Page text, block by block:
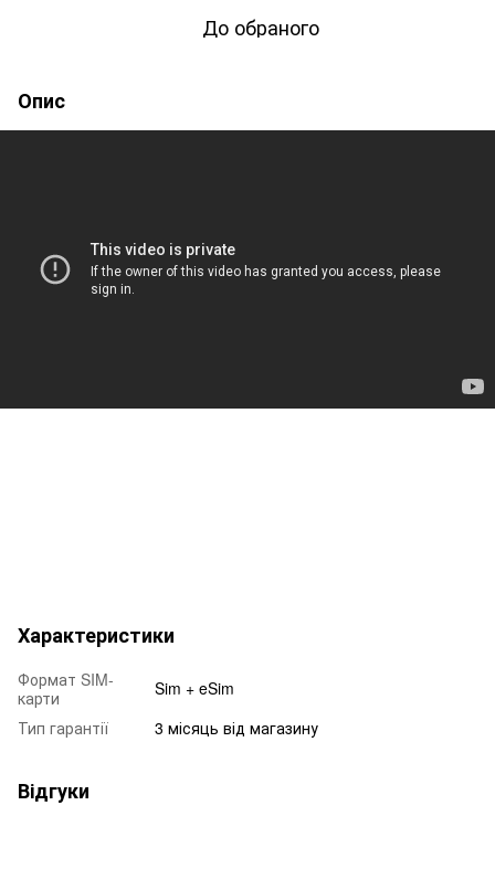
До обраного
Опис
Характеристики
Формат SIM-
карти
Sim + eSim
Тип гарантії
3 місяць від магазину
Відгуки